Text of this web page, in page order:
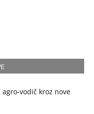
vodič kroz nove